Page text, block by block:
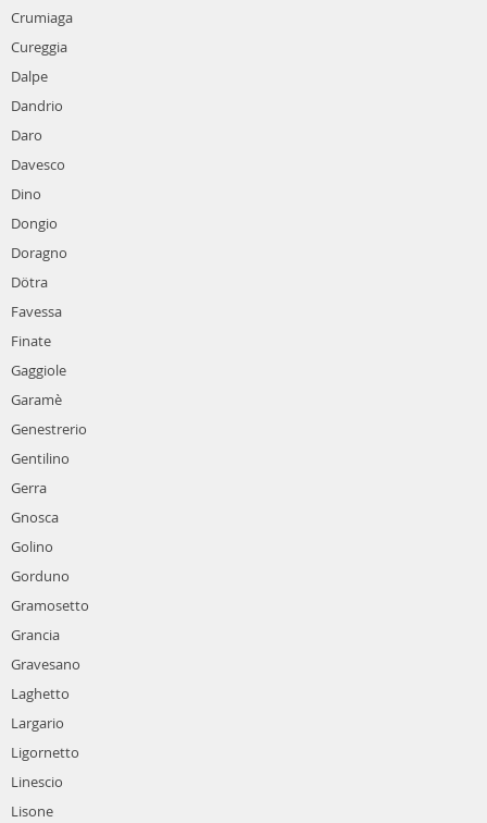
Crumiaga
Cureggia
Dalpe
Dandrio
Daro
Davesco
Dino
Dongio
Doragno
Dötra
Favessa
Finate
Gaggiole
Garamè
Genestrerio
Gentilino
Gerra
Gnosca
Golino
Gorduno
Gramosetto
Grancia
Gravesano
Laghetto
Largario
Ligornetto
Linescio
Lisone